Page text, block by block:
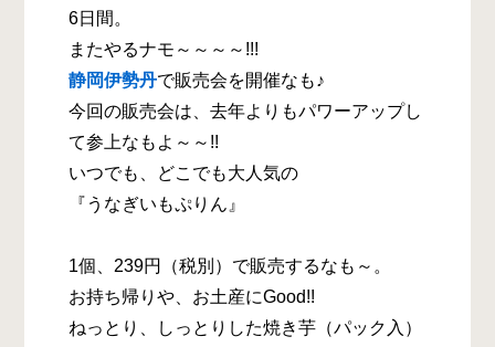
6日間。
またやるナモ～～～～!!!
静岡伊勢丹で販売会を開催なも♪
今回の販売会は、去年よりもパワーアップし
て参上なもよ～～!!
いつでも、どこでも大人気の
『うなぎいもぷりん』
1個、239円（税別）で販売するなも～。
お持ち帰りや、お土産にGood!!
ねっとり、しっとりした焼き芋（パック入）